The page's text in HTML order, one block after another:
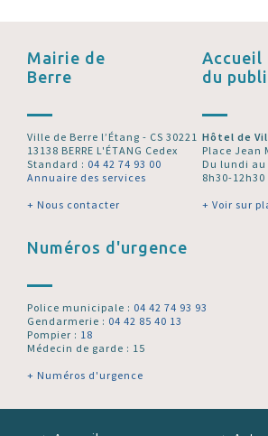
Mairie de
Berre
Ville de Berre l’Étang - CS 30221
13138 BERRE L'ÉTANG Cedex
Standard : 04 42 74 93 00
Annuaire des services
+ Nous contacter
Accueil
du
Hôtel de
Place Jean
Du lundi
8h30-
+ Voir sur
Numéros d'urgence
Police municipale : 04 42 74 93 93
Gendarmerie : 04 42 85 40 13
Pompier : 18
Médecin de garde : 15
+ Numéros d'urgence